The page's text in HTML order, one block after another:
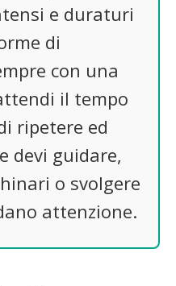
e duraturi
di
con una
il tempo
ripetere ed
devi guidare,
o svolgere
attenzione.